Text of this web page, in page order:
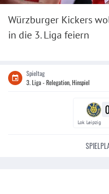
Würzburger Kickers
in die 3. Liga feiern
Spieltag
3. Liga - Relegation, Hinspiel
Lok Leipzig